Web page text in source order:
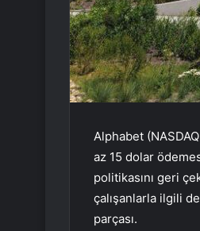
Alphabet
az 15 dolar
politikasını geri
çalışanlarla ilgili
parçası.